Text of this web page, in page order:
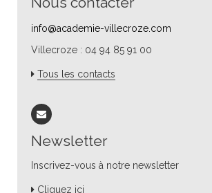
info@academie-villecroze.com
Villecroze : 04 94 85 91 00
Tous les contacts
Newsletter
Inscrivez-vous à notre newsletter
Cliquez ici